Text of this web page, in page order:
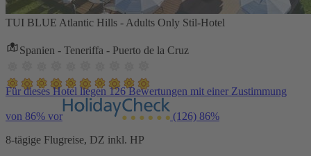
TUI BLUE Atlantic Hills - Adults Only Stil-Hotel
Spanien - Teneriffa - Puerto de la Cruz
Für dieses Hotel liegen 126 Bewertungen mit einer Zustimmung
von 86% vor (126) 86%
8-tägige Flugreise, DZ inkl. HP